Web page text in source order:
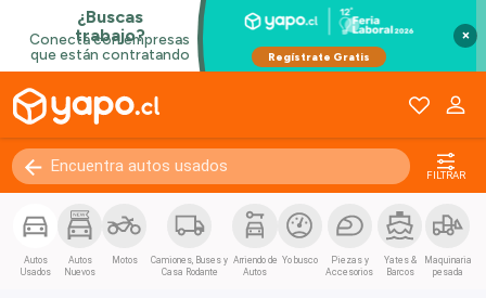
×
FILTRAR
Autos
Usados
Autos
Nuevos
Motos
Camiones, Buses y
Casa Rodante
Arriendo de
Autos
Yo busco
Piezas y
Accesorios
Yates &
Barcos
Maquinaria
pesada